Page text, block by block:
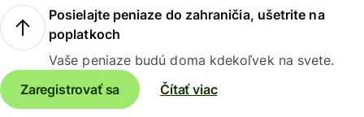
Posielajte peniaze do zahraničia, ušetrite na
poplatkoch
Vaše peniaze budú doma kdekoľvek na svete.
Zaregistrovať sa
Čítať viac